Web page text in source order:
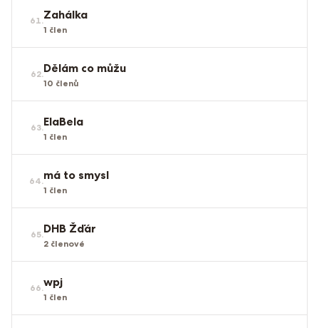
61.Zahálka
1 člen
62.Dělám co můžu
10 členů
63.ElaBela
1 člen
64.má to smysl
1 člen
65.DHB Žďár
2 členové
66.wpj
1 člen